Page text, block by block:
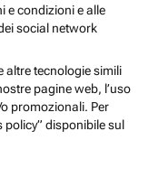
e condizioni e alle
social network
altre tecnologie simili
pagine web, l’uso
promozionali. Per
disponibile sul